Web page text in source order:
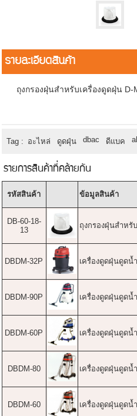
รายละเอียดสินค้า
ถุงกรองฝุ่นสำหรับเครื่องดูดฝุ่น D-
Tag : อะไหล่ ดูดฝุ่น dbac ดีแบค
รายการสินค้าที่คล้ายกัน
รหัสสินค้า ข้อมูลสินค้า
DB-60-18-
13
ถุงกรองฝุ่นสำหรั
DBDM-32P เครื่องดูดฝุ่นดูดน้
DBDM-90P เครื่องดูดฝุ่นดูดน้
DBDM-60P เครื่องดูดฝุ่นดูดน้
DBDM-80 เครื่องดูดฝุ่นดูดน้
DBDM-60 เครื่องดูดฝุ่นดูดน้